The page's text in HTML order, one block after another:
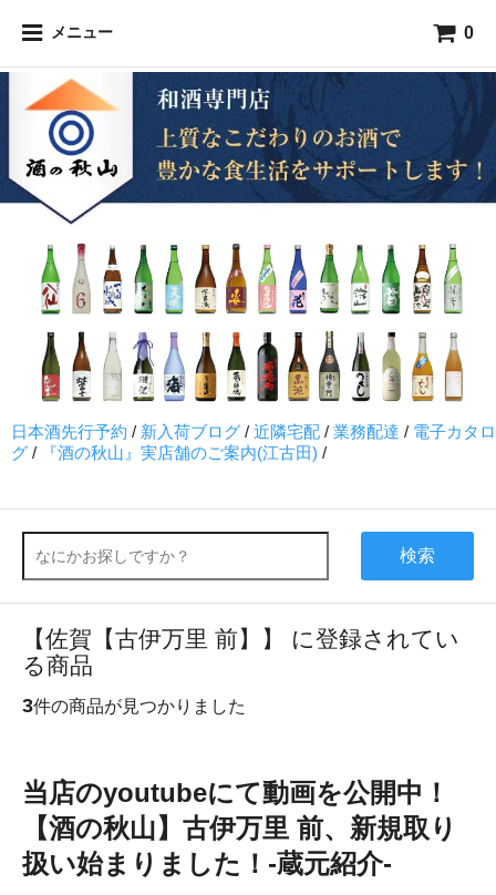
メニュー 0
日本酒先行予約 / 新入荷ブログ / 近隣宅配 / 業務配達 / 電子カタロ
グ / 『酒の秋山』実店舗のご案内(江古田) /
検索
【佐賀【古伊万里 前】】 に登録されてい
る商品
3件の商品が見つかりました
当店のyoutubeにて動画を公開中！
【酒の秋山】古伊万里 前、新規取り
扱い始まりました！-蔵元紹介-